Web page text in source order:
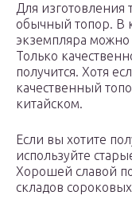
Для изготовления
обычный топор. В
экземпляра
Только
получится. Хотя
качественный
китайском.
Если вы хотите
используйте
Хорошей славой
складов